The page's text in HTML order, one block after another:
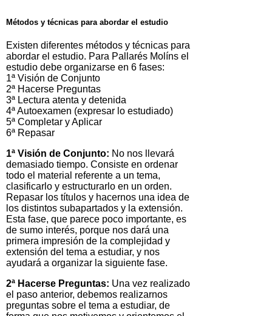
Métodos y técnicas para abordar el estudio
Existen diferentes métodos y técnicas para
abordar el estudio. Para Pallarés Molíns el
estudio debe organizarse en 6 fases:
1ª Visión de Conjunto
2ª Hacerse Preguntas
3ª Lectura atenta y detenida
4ª Autoexamen (expresar lo estudiado)
5ª Completar y Aplicar
6ª Repasar
1ª Visión de Conjunto: No nos llevará
demasiado tiempo. Consiste en ordenar
todo el material referente a un tema,
clasificarlo y estructurarlo en un orden.
Repasar los títulos y hacernos una idea de
los distintos subapartados y la extensión.
Esta fase, que parece poco importante, es
de sumo interés, porque nos dará una
primera impresión de la complejidad y
extensión del tema a estudiar, y nos
ayudará a organizar la siguiente fase.
2ª Hacerse Preguntas: Una vez realizado
el paso anterior, debemos realizarnos
preguntas sobre el tema a estudiar, de